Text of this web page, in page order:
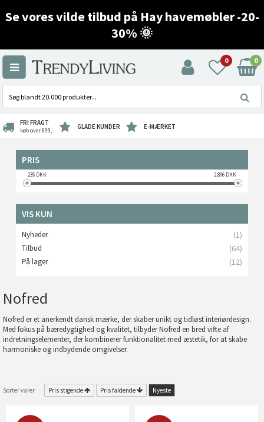
Se vores vilde tilbud på Hay havemøbler -20-
30% 🌞
0 0
FRI FRAGT
køb over 699,- GLADE KUNDER E-MÆRKET
PRIS
235DKK 2,896DKK
VIS KUN
Nyheder (1)
Tilbud (64)
På lager (12)
Nofred
Nofred er et anerkendt dansk mærke, der skaber unikt og tidløst interiørdesign.
Med fokus på bæredygtighed og kvalitet, tilbyder Nofred en bred vifte af
indretningselementer, der kombinerer funktionalitet med æstetik, for at skabe
harmoniske og indbydende omgivelser.
Sorter varer Pris stigende Pris faldende Nyeste